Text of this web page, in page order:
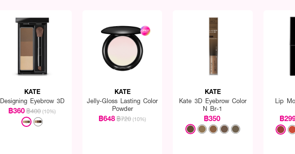
KATE
Designing Eyebrow 3D
฿360฿400 (10%)
KATE
Jelly-Gloss Lasting Color
Powder
฿648฿720 (10%)
KATE
Kate 3D Eyebrow Color
N Br-1
฿350
Lip
฿